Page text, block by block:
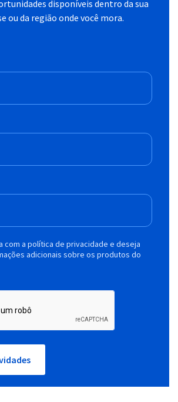
disponíveis dentro da sua
ou da região onde você mora.
com a política de privacidade e deseja
adicionais sobre os produtos do